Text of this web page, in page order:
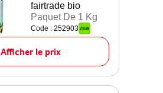
fairtrade bio
Paquet De 1 Kg
Code : 252903
Afficher le prix